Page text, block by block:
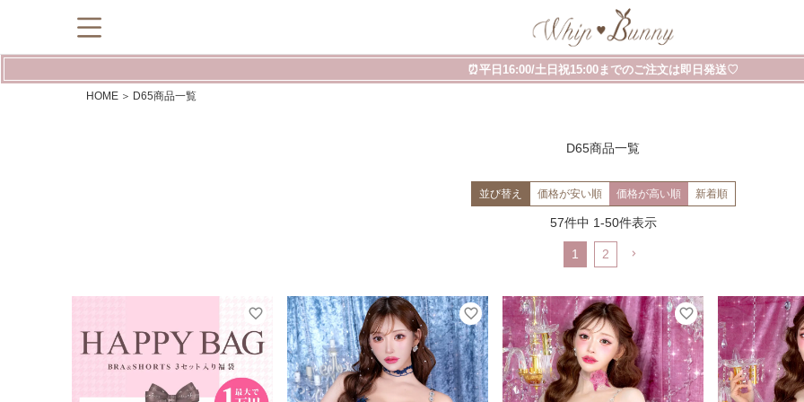
⏰平日16:00/土日祝15:00までのご注文は即日発送♡
HOME D65商品一覧
D65商品一覧
並び替え 価格が安い順 価格が高い順 新着順
57件中 1-50件表示
1 2